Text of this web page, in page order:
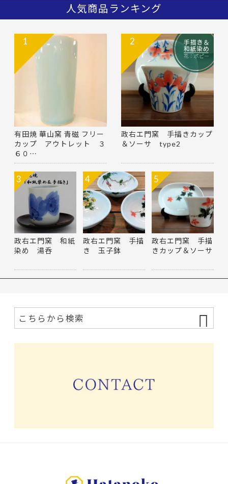
人気商品ランキング
有田焼 華山窯 青磁 フリー
カップ アウトレット ３
６０…
1
政右エ門窯 手描きカップ
＆ソーサ type2
2
政右エ門窯 和紙
染め 湯呑
3
政右エ門窯 手描
き 玉子鉢
4
政右エ門窯 手描
きカップ＆ソーサ
5